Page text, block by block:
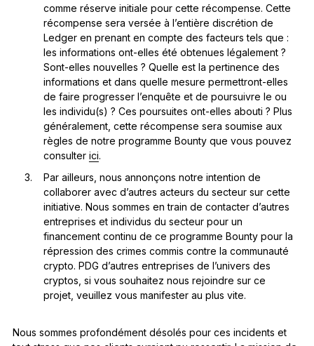
comme réserve initiale pour cette récompense. Cette
récompense sera versée à l’entière discrétion de
Ledger en prenant en compte des facteurs tels que :
les informations ont-elles été obtenues légalement ?
Sont-elles nouvelles ? Quelle est la pertinence des
informations et dans quelle mesure permettront-elles
de faire progresser l’enquête et de poursuivre le ou
les individu(s) ? Ces poursuites ont-elles abouti ? Plus
généralement, cette récompense sera soumise aux
règles de notre programme Bounty que vous pouvez
consulter ici.
Par ailleurs, nous annonçons notre intention de
collaborer avec d’autres acteurs du secteur sur cette
initiative. Nous sommes en train de contacter d’autres
entreprises et individus du secteur pour un
financement continu de ce programme Bounty pour la
répression des crimes commis contre la communauté
crypto. PDG d’autres entreprises de l’univers des
cryptos, si vous souhaitez nous rejoindre sur ce
projet, veuillez vous manifester au plus vite.
Nous sommes profondément désolés pour ces incidents et